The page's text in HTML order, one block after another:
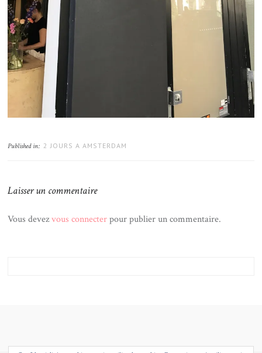
Published in: 2 JOURS A AMSTERDAM
Laisser un commentaire
Vous devezvous connecterpour publier un commentaire.